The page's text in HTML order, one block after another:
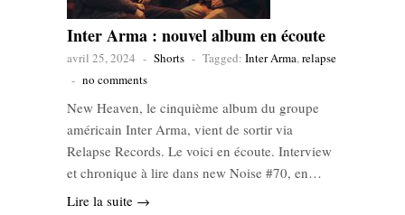
Inter Arma : nouvel album en écoute
avril 25, 2024 - Shorts - Tagged: Inter Arma,relapse
- no comments
New Heaven, le cinquième album du groupe
américain Inter Arma, vient de sortir via
Relapse Records. Le voici en écoute. Interview
et chronique à lire dans new Noise #70, en…
Lire la suite →